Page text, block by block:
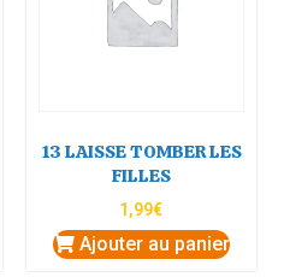
13 LAISSE TOMBER LES
FILLES
1,99€
Ajouter au panier